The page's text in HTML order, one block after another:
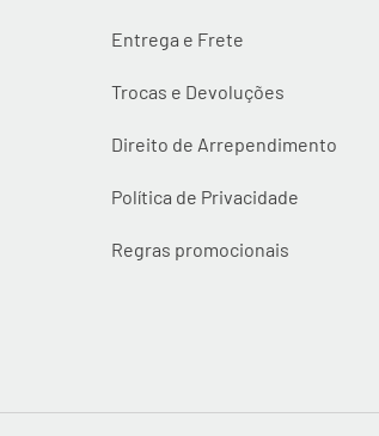
Entrega e Frete
Trocas e Devoluções
Direito de Arrependimento
Política de Privacidade
Regras promocionais